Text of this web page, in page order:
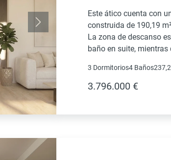
Siguiente
Este ático cuenta con
construida de 190,19
La zona de descanso
baño en suite,
3 Dormitorios4 Baños
3.796.000 €